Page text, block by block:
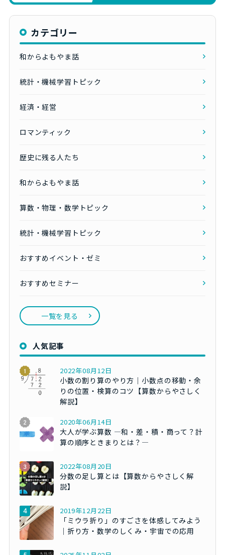
カテゴリー
和からよもやま話
統計・機械学習トピック
経済・経営
ロマンティック
歴史に残る人たち
和からよもやま話
算数・物理・数学トピック
統計・機械学習トピック
おすすめイベント・ゼミ
おすすめセミナー
一覧を見る
人気記事
2022年08月12日
小数の割り算のやり方｜小数点の移動・余
りの位置・検算のコツ【算数からやさしく
解説】
2020年06月14日
大人が学ぶ算数 ―和・差・積・商って？計
算の順序ときまりとは？―
2022年08月20日
分数の足し算とは【算数からやさしく解
説】
2019年12月22日
「ミウラ折り」のすごさを体感してみよう
｜折り方・数学のしくみ・宇宙での応用